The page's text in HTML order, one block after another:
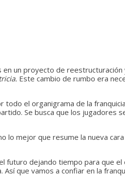
un proyecto de reestructuración
Este cambio de rumbo era
el organigrama de la
Se busca que los jugadores
mejor que resume la nueva
futuro dejando tiempo para que
que vamos a confiar en la